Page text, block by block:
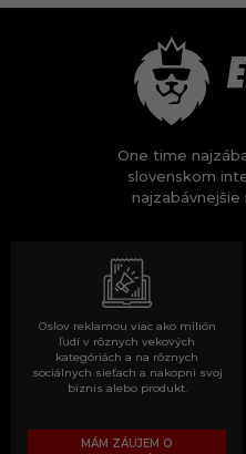
One time
slovenskom
Oslov reklamou viac ako milión
ľudí v rôznych vekových
kategóriách a na rôznych
sociálnych sieťach a nakopni svoj
biznis alebo produkt.
MÁM ZÁUJEM O